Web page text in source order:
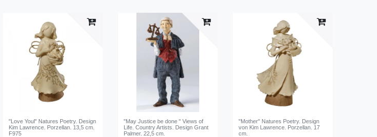
"Love Youl" Natures Poetry. Design
Kim Lawrence. Porzellan. 13,5 cm.
F975
"May Justice be done " Views of
Life. Country Artists. Design Grant
Palmer. 22,5 cm.
"Mother" Natures Poetry. Design
von Kim Lawrence. Porzellan. 17
cm.